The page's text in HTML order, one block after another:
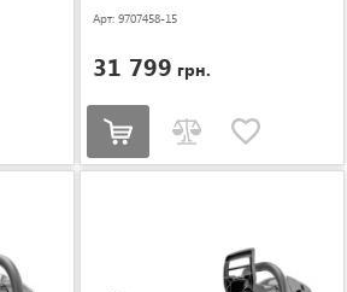
Арт: 9707458-15
31 799 грн.